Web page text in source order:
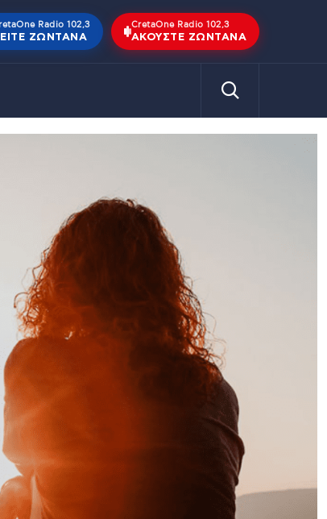
Radio 102,3
ΖΩΝΤΑΝΆ
CretaOne Radio 102,3
ΑΚΟΎΣΤΕ ΖΩΝΤΑΝΆ